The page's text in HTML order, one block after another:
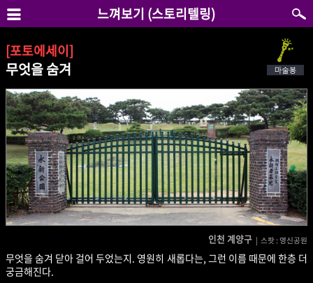
느껴보기 (스토리텔링)
[포토에세이]
무엇을 숨겨
인천 계양구 | 스팟 : 영신공원
무엇을 숨겨 닫아 걸어 두었는지. 영원히 새롭다는, 그런 이름 때문에 한층 더
궁금해진다.